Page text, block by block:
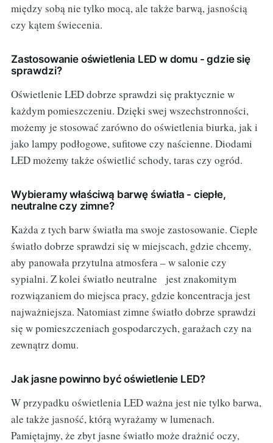
między sobą nie tylko mocą, ale także barwą, jasnością
czy kątem świecenia.
Zastosowanie oświetlenia LED w domu - gdzie się
sprawdzi?
Oświetlenie LED dobrze sprawdzi się praktycznie w
każdym pomieszczeniu. Dzięki swej wszechstronności,
możemy je stosować zarówno do oświetlenia biurka, jak i
jako lampy podłogowe, sufitowe czy naścienne. Diodami
LED możemy także oświetlić schody, taras czy ogród.
Wybieramy właściwą barwę światła - ciepłe,
neutralne czy zimne?
Każda z tych barw światła ma swoje zastosowanie. Ciepłe
światło dobrze sprawdzi się w miejscach, gdzie chcemy,
aby panowała przytulna atmosfera – w salonie czy
sypialni. Z kolei światło neutralne jest znakomitym
rozwiązaniem do miejsca pracy, gdzie koncentracja jest
najważniejsza. Natomiast zimne światło dobrze sprawdzi
się w pomieszczeniach gospodarczych, garażach czy na
zewnątrz domu.
Jak jasne powinno być oświetlenie LED?
W przypadku oświetlenia LED ważna jest nie tylko barwa,
ale także jasność, którą wyrażamy w lumenach.
Pamiętajmy, że zbyt jasne światło może drażnić oczy,